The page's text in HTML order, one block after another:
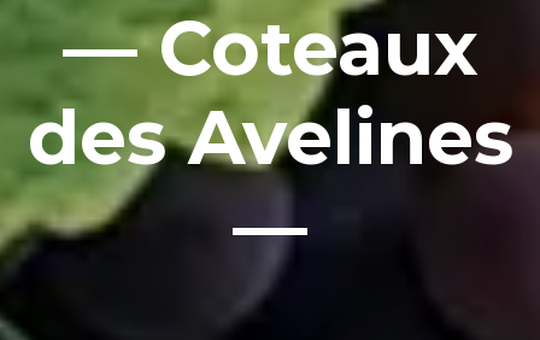
— Coteaux
des Avelines
—